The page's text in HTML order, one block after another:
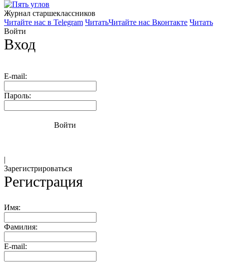
Журнал старшекласcников
Читайте нас в Telegram ЧитатьЧитайте нас Вконтакте Читать
Войти
Вход
E-mail:
Пароль:
Войти
|
Зарегистрироваться
Регистрация
Имя:
Фамилия:
E-mail: